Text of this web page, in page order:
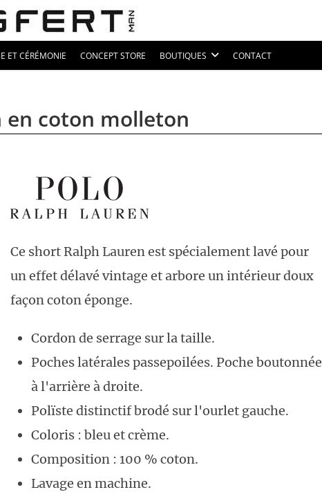
ET CÉRÉMONIE CONCEPT STORE BOUTIQUES CONTACT
en coton molleton
Ce short Ralph Lauren est spécialement lavé pour
un effet délavé vintage et arbore un intérieur doux
façon coton éponge.
Cordon de serrage sur la taille.
Poches latérales passepoilées. Poche boutonnée
à l'arrière à droite.
Polïste distinctif brodé sur l'ourlet gauche.
Coloris : bleu et crème.
Composition : 100 % coton.
Lavage en machine.